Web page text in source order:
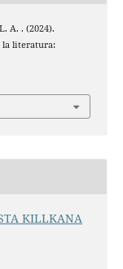
A. . (2024).
la literatura:
KILLKANA